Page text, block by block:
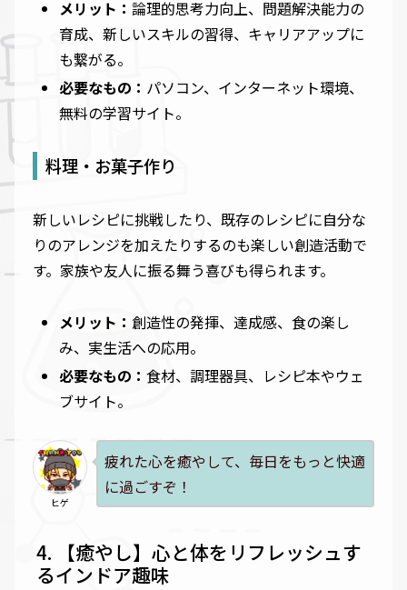
メリット：論理的思考力向上、問題解決能力の
育成、新しいスキルの習得、キャリアアップに
も繋がる。
必要なもの： パソコン、インターネット環境、
無料の学習サイト。
料理・お菓子作り
新しいレシピに挑戦したり、既存のレシピに自分な
りのアレンジを加えたりするのも楽しい創造活動で
す。家族や友人に振る舞う喜びも得られます。
メリット： 創造性の発揮、達成感、食の楽し
み、実生活への応用。
必要なもの：食材、調理器具、レシピ本やウェ
ブサイト。
ヒゲ
疲れた心を癒やして、毎日をもっと快適
に過ごすぞ！
【癒やし】心と体をリフレッシュす
るインドア趣味